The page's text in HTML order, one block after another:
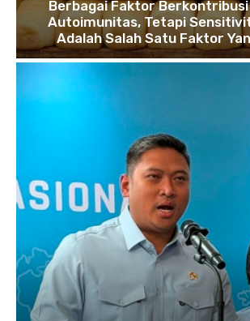
Berbagai Faktor
Autoimunitas, Tetapi
Adalah Salah Satu Faktor